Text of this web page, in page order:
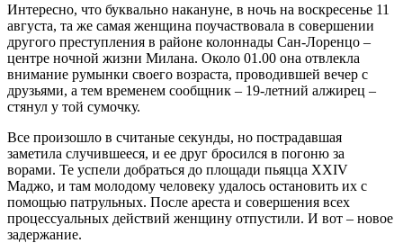
Интересно, что буквально накануне, в ночь на воскресенье 11
августа, та же самая женщина поучаствовала в совершении
другого преступления в районе колоннады Сан-Лоренцо –
центре ночной жизни Милана. Около 01.00 она отвлекла
внимание румынки своего возраста, проводившей вечер с
друзьями, а тем временем сообщник – 19-летний алжирец –
стянул у той сумочку.
Все произошло в считаные секунды, но пострадавшая
заметила случившееся, и ее друг бросился в погоню за
ворами. Те успели добраться до площади пьяцца XXIV
Маджо, и там молодому человеку удалось остановить их с
помощью патрульных. После ареста и совершения всех
процессуальных действий женщину отпустили. И вот – новое
задержание.